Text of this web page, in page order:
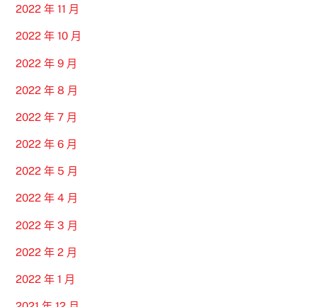
2022 年 11 月
2022 年 10 月
2022 年 9 月
2022 年 8 月
2022 年 7 月
2022 年 6 月
2022 年 5 月
2022 年 4 月
2022 年 3 月
2022 年 2 月
2022 年 1 月